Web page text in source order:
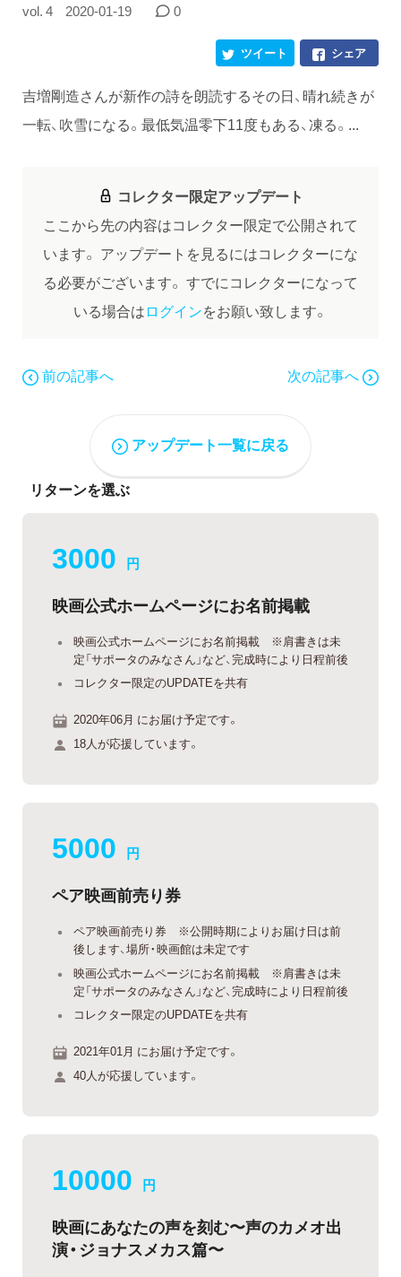
vol. 4 2020-01-19 0
シェア
ツイート
吉増剛造さんが新作の詩を朗読するその日、晴れ続きが
一転、吹雪になる。最低気温零下11度もある、凍る。...
コレクター限定アップデート
ここから先の内容はコレクター限定で公開されて
います。 アップデートを見るにはコレクターにな
る必要がございます。 すでにコレクターになって
いる場合はログインをお願い致します。
前の記事へ 次の記事へ
アップデート一覧に戻る
リターンを選ぶ
3000 円
映画公式ホームページにお名前掲載
映画公式ホームページにお名前掲載 ※肩書きは未
定「サポータのみなさん」など、完成時により日程前後
コレクター限定のUPDATEを共有
2020年06月 にお届け予定です。
18人が応援しています。
5000 円
ペア映画前売り券
ペア映画前売り券 ※公開時期によりお届け日は前
後します、場所・映画館は未定です
映画公式ホームページにお名前掲載 ※肩書きは未
定「サポータのみなさん」など、完成時により日程前後
コレクター限定のUPDATEを共有
2021年01月 にお届け予定です。
40人が応援しています。
10000 円
映画にあなたの声を刻む〜声のカメオ出
演・ジョナスメカス篇〜